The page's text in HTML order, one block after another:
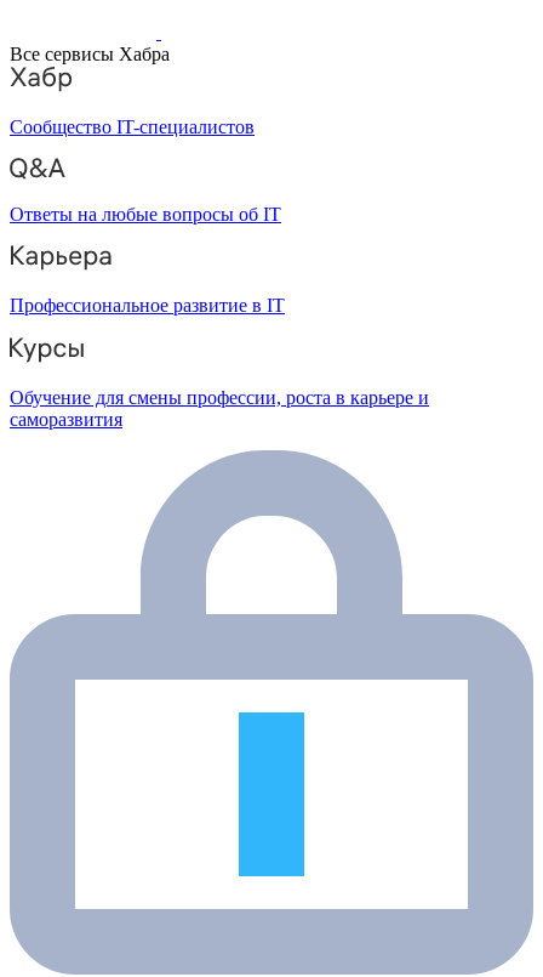
Все сервисы Хабра
Сообщество IT-специалистов
Ответы на любые вопросы об IT
Профессиональное развитие в IT
Обучение для смены профессии, роста в карьере и
саморазвития